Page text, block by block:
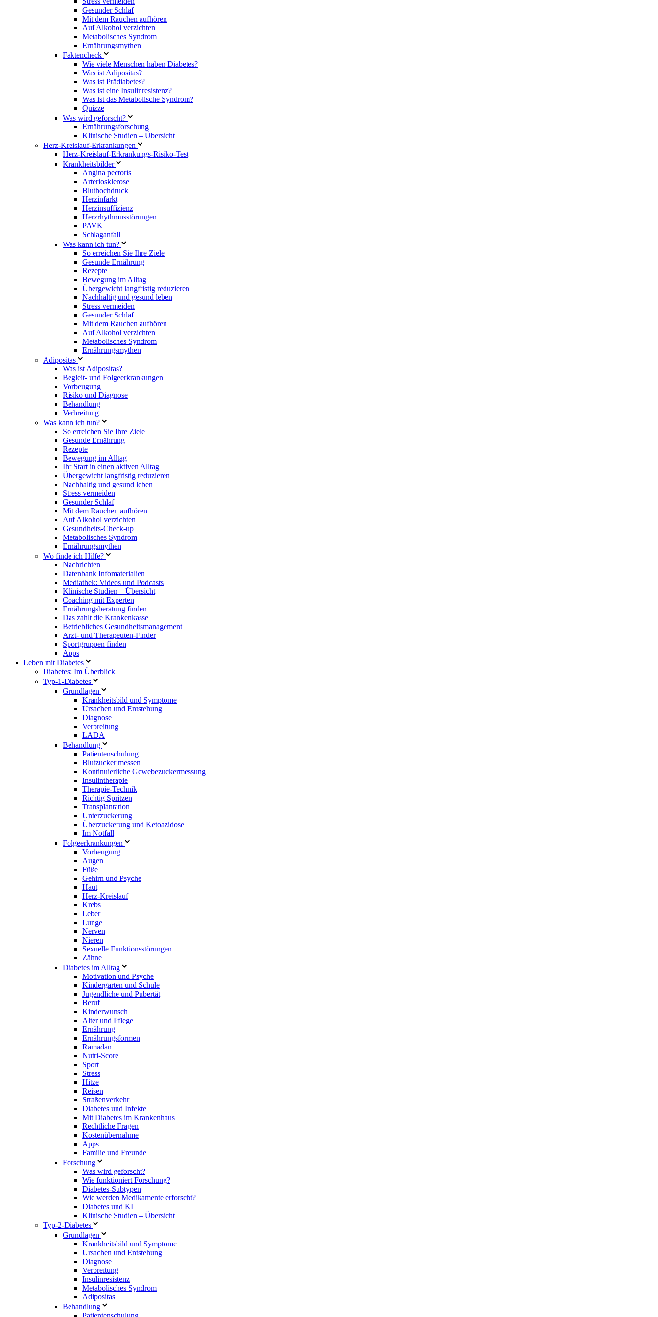
Gesunder Schlaf
Mit dem Rauchen aufhören
Auf Alkohol verzichten
Metabolisches Syndrom
Ernährungsmythen
Faktencheck
Wie viele Menschen haben Diabetes?
Was ist Adipositas?
Was ist Prädiabetes?
Was ist eine Insulinresistenz?
Was ist das Metabolische Syndrom?
Quizze
Was wird geforscht?
Ernährungsforschung
Klinische Studien – Übersicht
Herz-Kreislauf-Erkrankungen
Herz-Kreislauf-Erkrankungs-Risiko-Test
Krankheitsbilder
Angina pectoris
Arteriosklerose
Bluthochdruck
Herzinfarkt
Herzinsuffizienz
Herzrhythmusstörungen
PAVK
Schlaganfall
Was kann ich tun?
So erreichen Sie Ihre Ziele
Gesunde Ernährung
Rezepte
Bewegung im Alltag
Übergewicht langfristig reduzieren
Nachhaltig und gesund leben
Stress vermeiden
Gesunder Schlaf
Mit dem Rauchen aufhören
Auf Alkohol verzichten
Metabolisches Syndrom
Ernährungsmythen
Adipositas
Was ist Adipositas?
Begleit- und Folgeerkrankungen
Vorbeugung
Risiko und Diagnose
Behandlung
Verbreitung
Was kann ich tun?
So erreichen Sie Ihre Ziele
Gesunde Ernährung
Rezepte
Bewegung im Alltag
Ihr Start in einen aktiven Alltag
Übergewicht langfristig reduzieren
Nachhaltig und gesund leben
Stress vermeiden
Gesunder Schlaf
Mit dem Rauchen aufhören
Auf Alkohol verzichten
Gesundheits-Check-up
Metabolisches Syndrom
Ernährungsmythen
Wo finde ich Hilfe?
Nachrichten
Datenbank Infomaterialien
Mediathek: Videos und Podcasts
Klinische Studien – Übersicht
Coaching mit Experten
Ernährungsberatung finden
Das zahlt die Krankenkasse
Betriebliches Gesundheitsmanagement
Arzt- und Therapeuten-Finder
Sportgruppen finden
Apps
Leben mit Diabetes
Diabetes: Im Überblick
Typ-1-Diabetes
Grundlagen
Krankheitsbild und Symptome
Ursachen und Entstehung
Diagnose
Verbreitung
LADA
Behandlung
Patientenschulung
Blutzucker messen
Kontinuierliche Gewebezuckermessung
Insulintherapie
Therapie-Technik
Richtig Spritzen
Transplantation
Unterzuckerung
Überzuckerung und Ketoazidose
Im Notfall
Folgeerkrankungen
Vorbeugung
Augen
Füße
Gehirn und Psyche
Haut
Herz-Kreislauf
Krebs
Leber
Lunge
Nerven
Nieren
Sexuelle Funktionsstörungen
Zähne
Diabetes im Alltag
Motivation und Psyche
Kindergarten und Schule
Jugendliche und Pubertät
Beruf
Kinderwunsch
Alter und Pflege
Ernährung
Ernährungsformen
Ramadan
Nutri-Score
Sport
Stress
Hitze
Reisen
Straßenverkehr
Diabetes und Infekte
Mit Diabetes im Krankenhaus
Rechtliche Fragen
Kostenübernahme
Apps
Familie und Freunde
Forschung
Was wird geforscht?
Wie funktioniert Forschung?
Diabetes-Subtypen
Wie werden Medikamente erforscht?
Diabetes und KI
Klinische Studien – Übersicht
Typ-2-Diabetes
Grundlagen
Krankheitsbild und Symptome
Ursachen und Entstehung
Diagnose
Verbreitung
Insulinresistenz
Metabolisches Syndrom
Adipositas
Behandlung
Patientenschulung